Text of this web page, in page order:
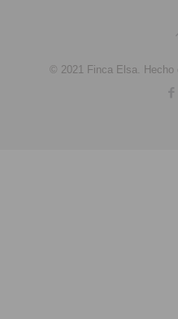
© 2021 Finca Elsa. Hecho